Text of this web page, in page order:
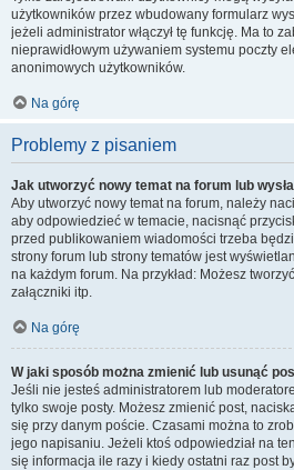
użytkowników przez wbudowany formularz
jeżeli administrator włączył tę funkcję. Ma to
nieprawidłowym używaniem systemu poczty
anonimowych użytkowników.
Na górę
Problemy z pisaniem
Jak utworzyć nowy temat na forum lub
Aby utworzyć nowy temat na forum, należy
aby odpowiedzieć w temacie, nacisnąć
przed publikowaniem wiadomości trzeba
strony forum lub strony tematów jest
na każdym forum. Na przykład: Możesz
załączniki itp.
Na górę
W jaki sposób można zmienić lub usunąć
Jeśli nie jesteś administratorem lub
tylko swoje posty. Możesz zmienić post,
się przy danym poście. Czasami można to
jego napisaniu. Jeżeli ktoś odpowiedział na
się informacja ile razy i kiedy ostatni raz post